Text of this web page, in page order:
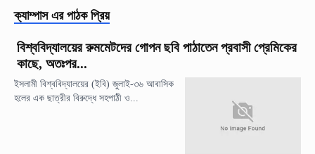
ক্যাম্পাস এর পাঠক প্রিয়
বিশ্ববিদ্যালয়ের রুমমেটদের গোপন ছবি পাঠাতেন প্রবাসী প্রেমিকের
কাছে, অতঃপর...
ইসলামী বিশ্ববিদ্যালয়ের (ইবি) জুলাই-৩৬ আবাসিক
হলের এক ছাত্রীর বিরুদ্ধে সহপাঠী ও...